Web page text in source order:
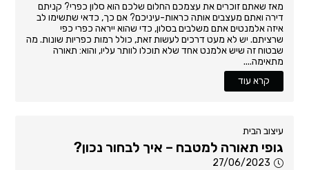
מאז שאתם זוכרים את עצמכם החלום שלכם הוא סלון כפרי? קניתם
דירה ואתם מעצבים אותה כראות-עיניכם? אם כך, כדאי שתשימו לב
איזה אלמנטים אתם משלבים בסלון, כדי שהוא ייראה כפרי כפי
שרציתם. יש לא מעט דרכים לעשות זאת, כולל רמות כפריות שונות. מה
שבטוח זה שיש אלמנט אחד שלא תוכלו לוותר עליו, והוא: תאורה
מתאימה....
קרא עוד
עיצוב הבית
גופי תאורה למטבח – איך לבחור נכון?
27/06/2023